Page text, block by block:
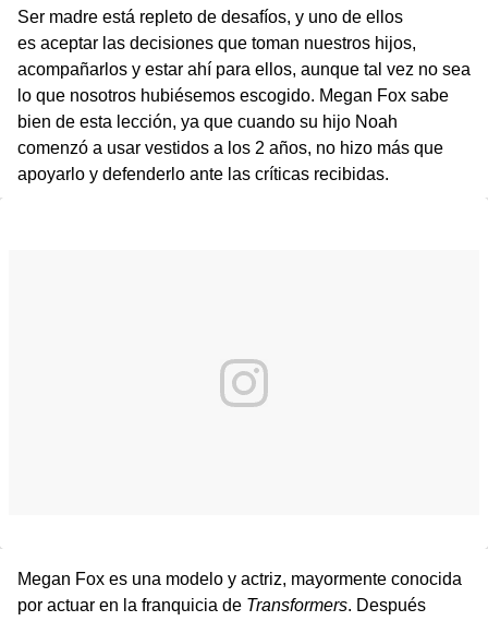
Ser madre está repleto de desafíos, y uno de ellos
es aceptar las decisiones que toman nuestros hijos,
acompañarlos y estar ahí para ellos, aunque tal vez no sea
lo que nosotros hubiésemos escogido. Megan Fox sabe
bien de esta lección, ya que cuando su hijo Noah
comenzó a usar vestidos a los 2 años, no hizo más que
apoyarlo y defenderlo ante las críticas recibidas.
Megan Fox es una modelo y actriz, mayormente conocida
por actuar en la franquicia de Transformers. Después